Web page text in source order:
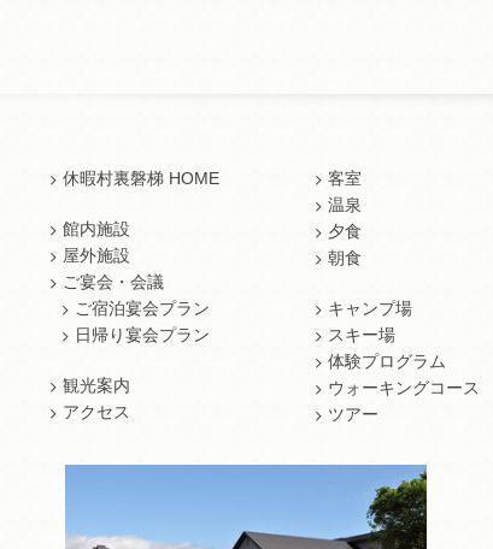
休暇村裏磐梯 HOME
館内施設
屋外施設
ご宴会・会議
ご宿泊宴会プラン
日帰り宴会プラン
観光案内
アクセス
客室
温泉
夕食
朝食
キャンプ場
スキー場
体験プログラム
ウォーキングコース
ツアー